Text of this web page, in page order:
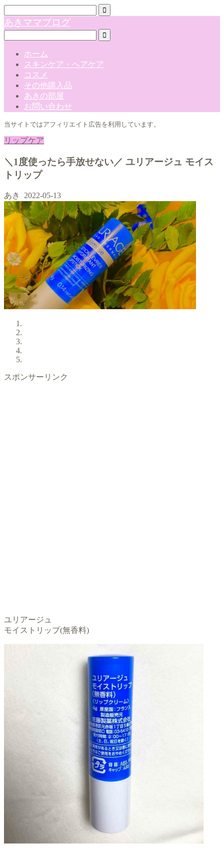
あきママブログ
ホーム
スキンケア・ヘアケア
コスメ
その他購入品
あきの部屋
お問い合わせ
当サイトではアフィリエイト広告を利用しています。
リップケア
＼1度使ったら手放せない／ ユリアージュ モイス
トリップ
あき 2022-05-13
スポンサーリンク
ユリアージュ
モイストリップ(無香料)